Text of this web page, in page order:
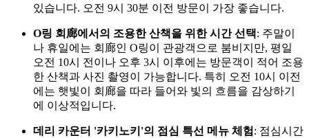
있습니다. 오전 9시 30분 이전 방문이 가장 좋습니다.
O링 회廊에서의 조용한 산책을 위한 시간 선택: 주말이
나 휴일에는 회廊인 O링이 관광객으로 붐비지만, 평일
오전 10시 전이나 오후 3시 이후에는 방문객이 적어 조용
한 산책과 사진 촬영이 가능합니다. 특히 오전 10시 이전
에는 햇빛이 회廊을 따라 들어와 빛의 흐름을 감상하기
에 이상적입니다.
데리 카운터 '카키노키'의 점심 특선 메뉴 체험 : 점심시간